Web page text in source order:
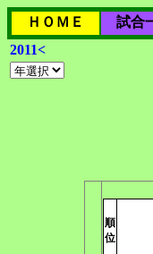
ＨＯＭＥ 試合
2011<
順
位